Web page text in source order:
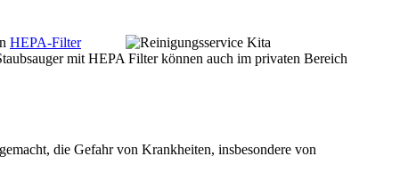
HEPA-Filter
mit HEPA Filter können auch im privaten Bereich
die Gefahr von Krankheiten, insbesondere von